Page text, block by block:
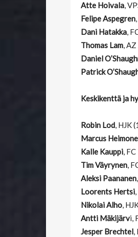
Atte Hoivala,
Felipe Aspegren
Dani Hatakka,
Thomas Lam,
Daniel
Patrick
Keskikenttä ja
Robin Lod, HJK
Marcus
Kalle Kauppi,
Tim Väyrynen,
Aleksi Paananen
Loorents Hertsi
Nikolai Alho,
Antti Mäkijärvi,
Jesper Brechtel,